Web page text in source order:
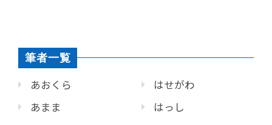
筆者一覧
あおくら
あまま
はせがわ
はっし